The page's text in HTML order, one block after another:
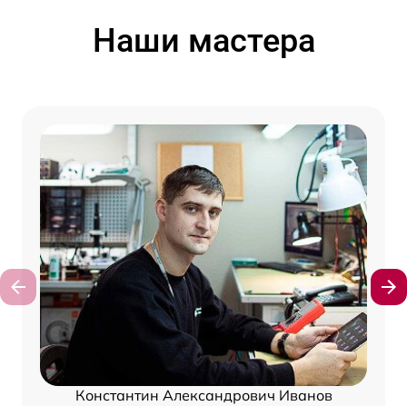
Наши мастера
Константин Александрович Иванов